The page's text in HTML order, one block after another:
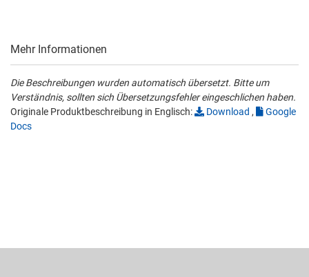
Mehr Informationen
Die Beschreibungen wurden automatisch übersetzt. Bitte um
Verständnis, sollten sich Übersetzungsfehler eingeschlichen haben.
Originale Produktbeschreibung in Englisch:
Download ,
Google
Docs